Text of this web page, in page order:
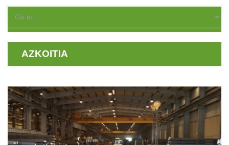
AZKOITIA